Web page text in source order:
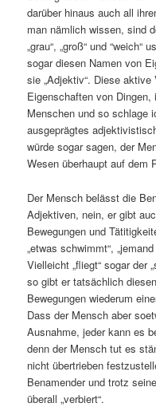
darüber hinaus auch all
man nämlich wissen, sind
„grau“, „groß“ und
sogar diesen Namen von
sie „Adjektiv“. Diese
Eigenschaften von
Menschen und so schlage
ausgeprägtes
würde sogar sagen, der
Wesen überhaupt auf dem
Der Mensch belässt die
Adjektiven, nein, er gibt
Bewegungen und
„etwas schwimmt“,
Vielleicht „fliegt“ sogar der
so gibt er tatsächlich
Bewegungen wiederum
Dass der Mensch aber
Ausnahme, jeder kann es
denn der Mensch tut es
nicht übertrieben
Benamender und trotz
überall „verbiert“.